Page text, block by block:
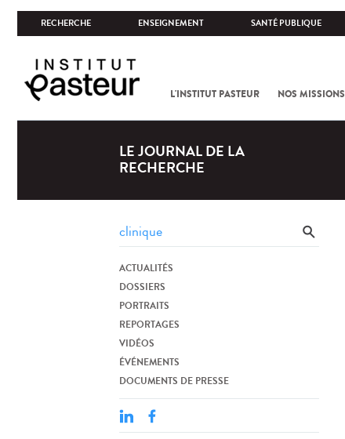
RECHERCHE ENSEIGNEMENT SANTÉ PUBLIQUE
L'INSTITUT PASTEUR NOS MISSIONS
LE JOURNAL DE LA
RECHERCHE
ACTUALITÉS
DOSSIERS
PORTRAITS
REPORTAGES
VIDÉOS
ÉVÉNEMENTS
DOCUMENTS DE PRESSE